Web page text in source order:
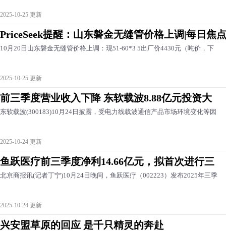
2025-10-25 更新
PriceSeek提醒：山东磐金无缝管价格上调|每日焦点
10月20日山东磐金无缝管价格上调：现51-60*3 5出厂价4430元（吨价，下
2025-10-25 更新
前三季度营业收入下降 东软载波8.88亿元投资大
东软载波(300183)10月24日披露，受电力线载波通信产品市场环境变化等因
2025-10-24 更新
鱼跃医疗前三季度净利14.66亿元，拟首次进行三
北京商报讯(记者丁宁)10月24日晚间，鱼跃医疗（002223）发布2025年三季
2025-10-24 更新
兴安盟草原的回应 是千只精灵的奔赴